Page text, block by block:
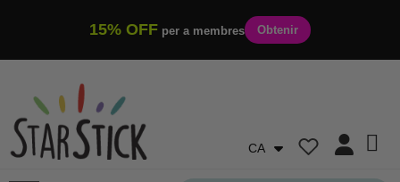
15% OFF per a membres Obtenir
CA